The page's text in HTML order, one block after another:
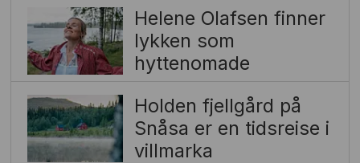
Helene Olafsen finner
lykken som
hyttenomade
Holden fjellgård på
Snåsa er en tidsreise i
villmarka